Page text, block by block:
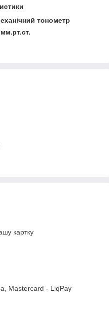
тонометр
картку
Mastercard - LiqPay